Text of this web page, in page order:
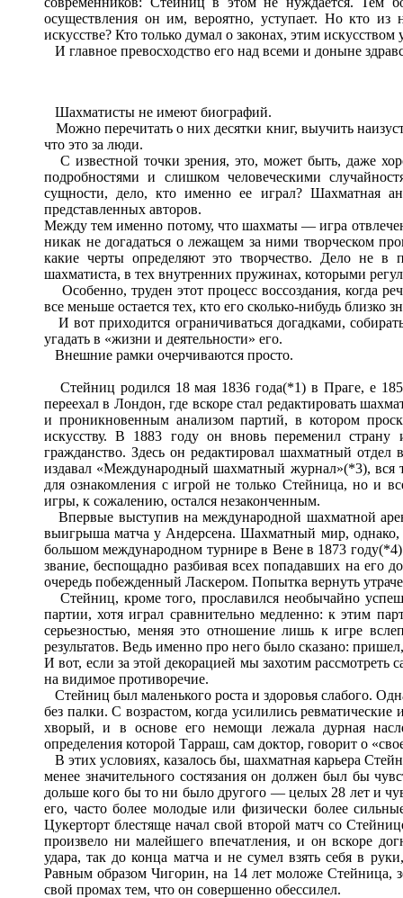
осуществления он им, вероятно, уступает. Но кто
искусстве? Кто только думал о законах, этим
И главное превосходство его над всеми и доныне
Шахматисты не имеют биографий.
Можно перечитать о них десятки книг, выучить
что это за люди.
С известной точки зрения, это, может быть, даже
подробностями и слишком человеческими
сущности, дело, кто именно ее играл? Шахматная
представленных авторов.
Между тем именно потому, что шахматы — игра
никак не догадаться о лежащем за ними творческом
какие черты определяют это творчество. Дело не
шахматиста, в тех внутренних пружинах, которыми
Особенно, труден этот процесс воссоздания, когда
все меньше остается тех, кто его сколько-нибудь
И вот приходится ограничиваться догадками,
угадать в «жизни и деятельности» его.
Внешние рамки очерчиваются просто.
Стейниц родился 18 мая 1836 года(*1) в Праге, е
переехал в Лондон, где вскоре стал редактировать
и проникновенным анализом партий, в котором
искусству. В 1883 году он вновь переменил страну
гражданство. Здесь он редактировал шахматный
издавал «Международный шахматный журнал»(*3), вся
для ознакомления с игрой не только Стейница, но и
игры, к сожалению, остался незаконченным.
Впервые выступив на международной шахматной
выигрыша матча у Андерсена. Шахматный мир, однако,
большом международном турнире в Вене в 1873
звание, беспощадно разбивая всех попадавших на его
очередь побежденный Ласкером. Попытка вернуть
Стейниц, кроме того, прославился необычайно
партии, хотя играл сравнительно медленно: к этим
серьезностью, меняя это отношение лишь к игре
результатов. Ведь именно про него было сказано:
И вот, если за этой декорацией мы захотим
на видимое противоречие.
Стейниц был маленького роста и здоровья слабого.
без палки. С возрастом, когда усилились
хворый, и в основе его немощи лежала дурная
определения которой Тарраш, сам доктор, говорит о
В этих условиях, казалось бы, шахматная карьера
менее значительного состязания он должен был бы
дольше кого бы то ни было другого — целых 28 лет и
его, часто более молодые или физически более
Цукерторт блестяще начал свой второй матч со
произвело ни малейшего впечатления, и он вскоре
удара, так до конца матча и не сумел взять себя в
Равным образом Чигорин, на 14 лет моложе Стейница,
свой промах тем, что он совершенно обессилел.